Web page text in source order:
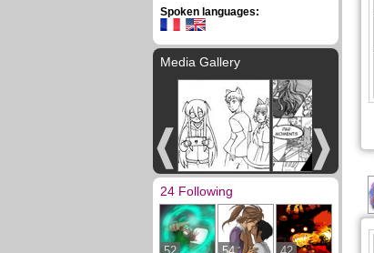
Spoken languages:
Media Gallery
24 Following